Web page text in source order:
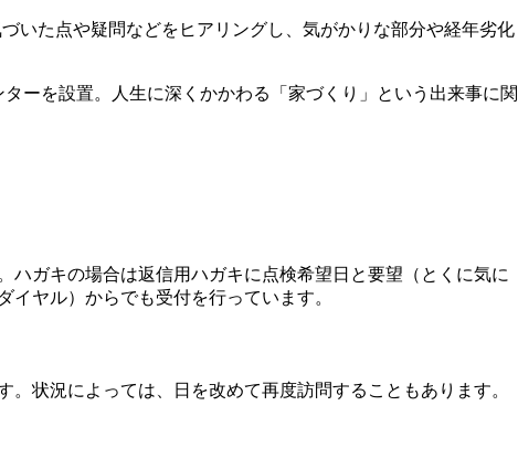
いた点や疑問などをヒアリングし、気がかりな部分や経年劣化
ーを設置。人生に深くかかわる「家づくり」という出来事に関
ガキの場合は返信用ハガキに点検希望日と要望（とくに気に
ヤル）からでも受付を行っています。
状況によっては、日を改めて再度訪問することもあります。